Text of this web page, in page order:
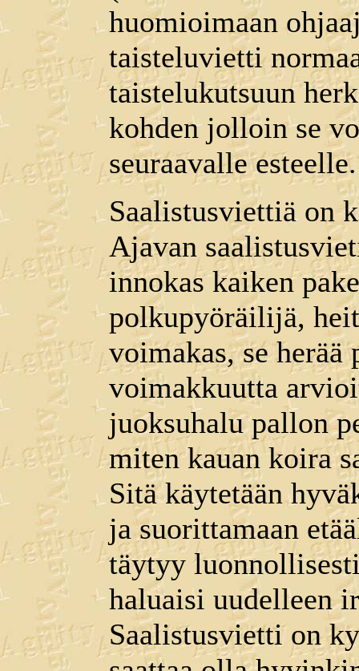
huomioimaan
taisteluvietti
taistelukutsuun
kohden jolloin se
seuraavalle esteelle.
Saalistusviettiä on
Ajavan
innokas kaiken
polkupyöräilijä,
voimakas, se
voimakkuutta
juoksuhalu pallon
miten kauan koira
Sitä käytetään
ja suorittamaan
täytyy
haluaisi uudelleen
Saalistusvietti on